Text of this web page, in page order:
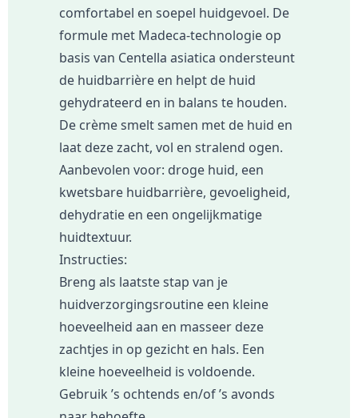
comfortabel en soepel huidgevoel. De
formule met Madeca-technologie op
basis van Centella asiatica ondersteunt
de huidbarrière en helpt de huid
gehydrateerd en in balans te houden.
De crème smelt samen met de huid en
laat deze zacht, vol en stralend ogen.
Aanbevolen voor: droge huid, een
kwetsbare huidbarrière, gevoeligheid,
dehydratie en een ongelijkmatige
huidtextuur.
Instructies:
Breng als laatste stap van je
huidverzorgingsroutine een kleine
hoeveelheid aan en masseer deze
zachtjes in op gezicht en hals. Een
kleine hoeveelheid is voldoende.
Gebruik ’s ochtends en/of ’s avonds